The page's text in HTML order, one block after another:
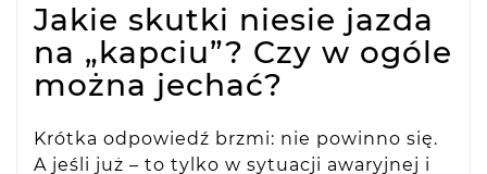
Jakie skutki niesie jazda
na „kapciu”? Czy w ogóle
można jechać?
Krótka odpowiedź brzmi: nie powinno się.
A jeśli już – to tylko w sytuacji awaryjnej i